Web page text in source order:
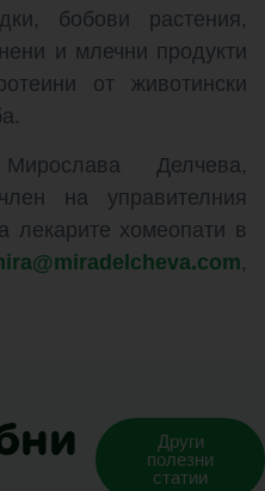
бобови растения,
и млечни продукти
от животински
Делчева,
на управителния
лекарите хомеопати в
,
Други
полезни
статии